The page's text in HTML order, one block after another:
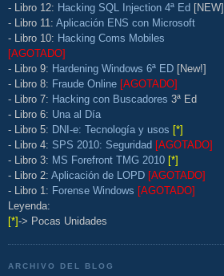
- Libro 12: Hacking SQL Injection 4ª Ed [NEW]
- Libro 11: Aplicación ENS con Microsoft
- Libro 10: Hacking Coms Mobiles
[AGOTADO]
- Libro 9: Hardening Windows 6ª ED [New!]
- Libro 8: Fraude Online [AGOTADO]
- Libro 7: Hacking con Buscadores 3ª Ed
- Libro 6: Una al Día
- Libro 5: DNI-e: Tecnología y usos [*]
- Libro 4: SPS 2010: Seguridad [AGOTADO]
- Libro 3: MS Forefront TMG 2010 [*]
- Libro 2: Aplicación de LOPD [AGOTADO]
- Libro 1: Forense Windows [AGOTADO]
Leyenda:
[*]-> Pocas Unidades
ARCHIVO DEL BLOG